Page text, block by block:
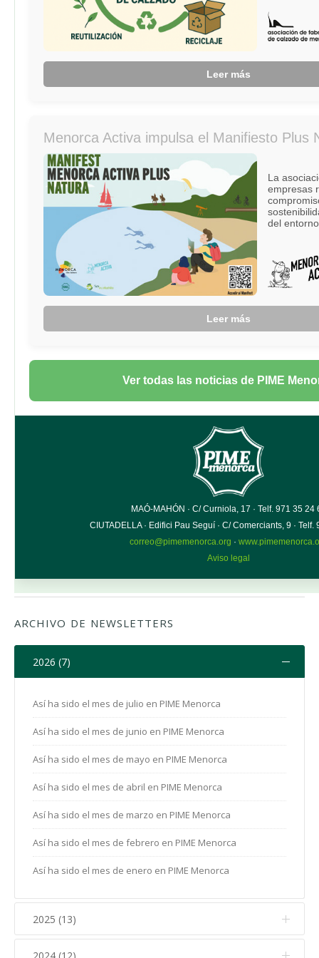
ARCHIVO DE NEWSLETTERS
2026 (7)
Así ha sido el mes de julio en PIME Menorca
Así ha sido el mes de junio en PIME Menorca
Así ha sido el mes de mayo en PIME Menorca
Así ha sido el mes de abril en PIME Menorca
Así ha sido el mes de marzo en PIME Menorca
Así ha sido el mes de febrero en PIME Menorca
Así ha sido el mes de enero en PIME Menorca
2025 (13)